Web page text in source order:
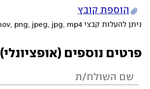
הוספת קובץ
ניתן להעלות קבצי mov, png, jpeg, jpg, mp4 עד 200MB
פרטים נוספים (אופציונלי)